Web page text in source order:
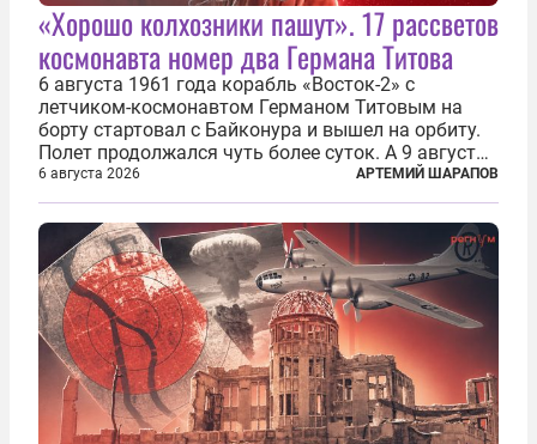
«Хорошо колхозники пашут». 17 рассветов
космонавта номер два Германа Титова
6 августа 1961 года корабль «Восток-2» с
летчиком-космонавтом Германом Титовым на
борту стартовал с Байконура и вышел на орбиту.
Полет продолжался чуть более суток. А 9 августа
второй человек в космосе получил звезду Героя
Советского Союза и орден Ленина. Миссия Титова
зачастую находится несколько...
6 августа 2026 АРТЕМИЙ ШАРАПОВ